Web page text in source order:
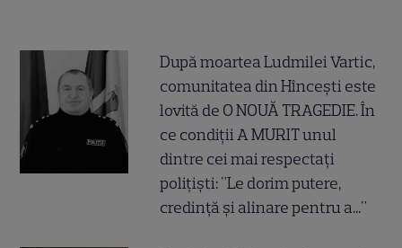
După moartea Ludmilei Vartic,
comunitatea din Hîncești este
lovită de O NOUĂ TRAGEDIE. În
ce condiții A MURIT unul
dintre cei mai respectați
polițiști: "Le dorim putere,
credință și alinare pentru a..."